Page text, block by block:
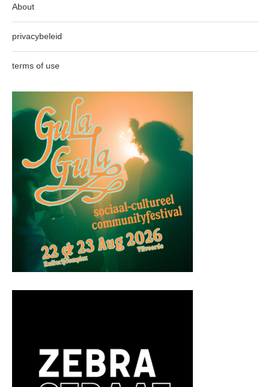
About
privacybeleid
terms of use